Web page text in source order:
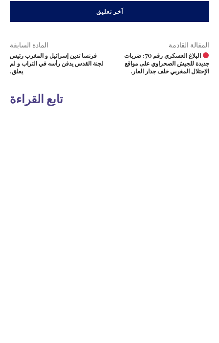
المادة السابقة
فرنسا تدين إسرائيل و المغرب رئيس
لجنة القدس يدفن رأسه في التراب و لم
يعلق.
المقالة القادمة
البلاغ العسكري رقم 70: ضربات
جديدة للجيش الصحراوي على مواقع
الإحتلال المغربي خلف جدار العار.
تابع القراءة